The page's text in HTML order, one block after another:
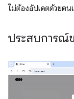
ไม่ต้องอัปเดตด้วยต
ประสบการณ์